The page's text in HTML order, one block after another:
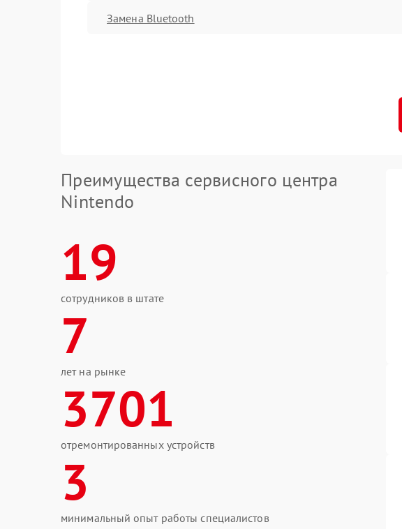
Замена Bluetooth
Преимущества сервисного центра
Nintendo
19
сотрудников в штате
7
лет на рынке
3701
отремонтированных устройств
3
минимальный опыт работы специалистов